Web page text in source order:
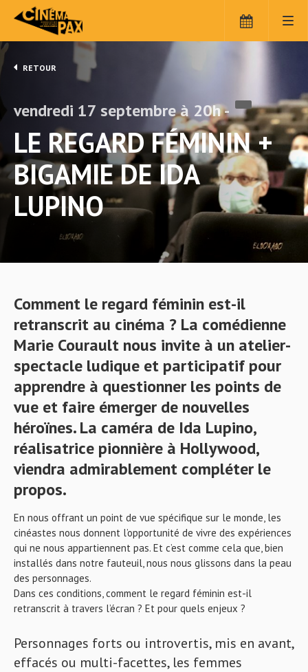
RETOUR
vendredi 17 septembre à 20h -
LE REGARD FÉMININ +
BIGAMIE DE IDA
LUPINO
Comment le regard féminin est-il
retranscrit au cinéma ? La comédienne
Marie Courault nous invite à un atelier-
spectacle ludique et participatif pour
apprendre à questionner les points de
vue et faire émerger de nouvelles
héroïnes. La caméra de Ida Lupino,
réalisatrice pionnière à Hollywood,
viendra admirablement compléter le
propos.
En nous offrant un point de vue spécifique sur le monde, les
cinéastes nous donnent l’opportunité de vivre des expériences
qui ne nous appartiennent pas. Et c’est comme cela que, bien
installés dans notre fauteuil, nous nous glissons dans la peau
des personnages.
Dans ces conditions, comment le regard féminin est-il
retranscrit à travers l’écran ? Et pour quels enjeux ?
Personnages forts ou introvertis, mis en avant,
effacés ou multi-facettes, les femmes